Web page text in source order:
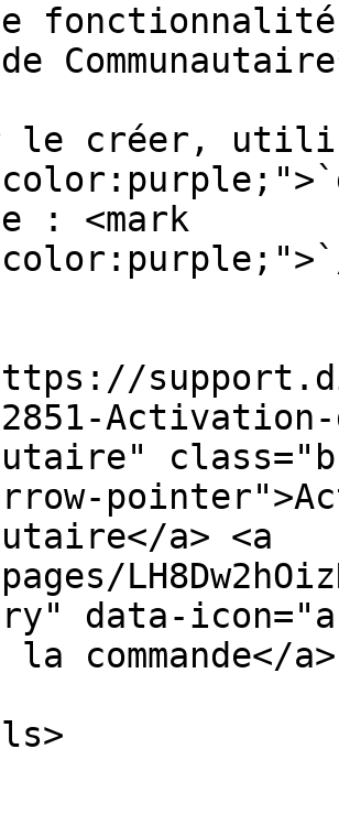
le créer,
: <mark
a> <a
data-
la commande</a>